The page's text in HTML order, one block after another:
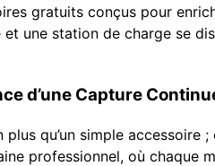
gratuits conçus pour
une station de charge se
d’une Capture
qu’un simple
professionnel, où